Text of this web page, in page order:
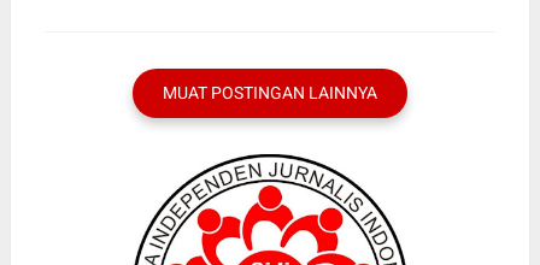
MUAT POSTINGAN LAINNYA